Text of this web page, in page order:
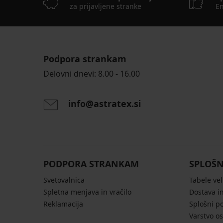
za prijavljene stranke
Podpora strankam
Delovni dnevi: 8.00 - 16.00
info@astratex.si
PODPORA STRANKAM
Svetovalnica
Spletna menjava in vračilo
Reklamacija
Tabele
Dostava
Splošni
Varstvo